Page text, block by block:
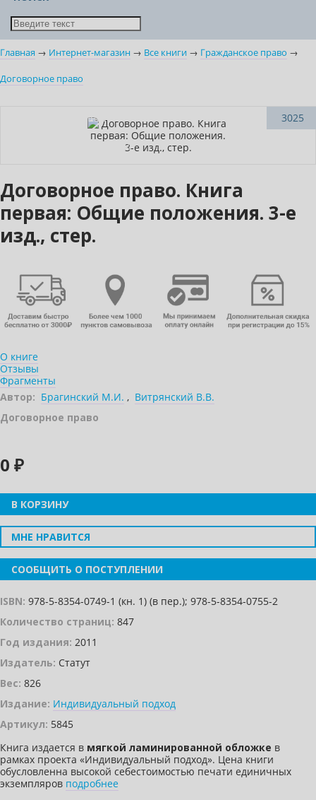
Главная → Интернет-магазин → Все книги → Гражданское право →
Договорное право
Нет в наличии
Индивидуальный подход
3025
Договорное право. Книга
первая: Общие положения. 3-е
изд., стер.
О книге
Отзывы
Фрагменты
Автор: Брагинский М.И. , Витрянский В.В.
Договорное право
0 ₽
В КОРЗИНУ
МНЕ НРАВИТСЯ
СООБЩИТЬ О ПОСТУПЛЕНИИ
ISBN: 978-5-8354-0749-1 (кн. 1) (в пер.); 978-5-8354-0755-2
Количество страниц: 847
Год издания: 2011
Издатель: Статут
Вес: 826
Издание: Индивидуальный подход
Артикул: 5845
Книга издается в мягкой ламинированной обложке в
рамках проекта «Индивидуальный подход». Цена книги
обусловленна высокой себестоимостью печати единичных
экземпляров подробнее